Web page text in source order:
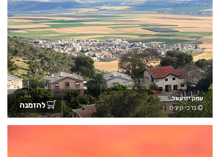
עמק יזרעאל
ברכי קיציס
להזמנה